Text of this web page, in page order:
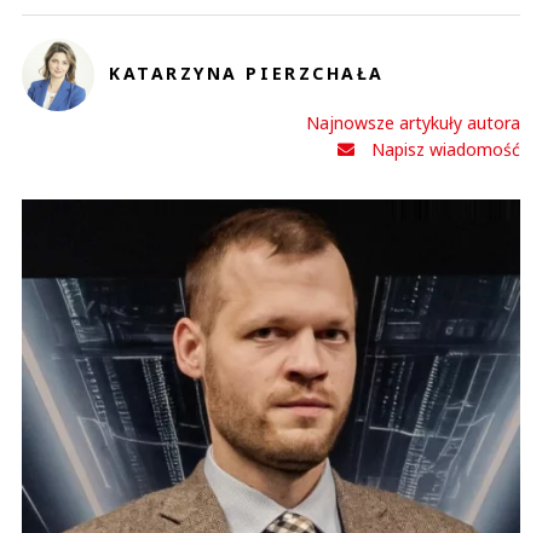
KATARZYNA PIERZCHAŁA
Najnowsze artykuły autora
Napisz wiadomość